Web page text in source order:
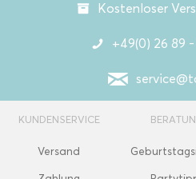
Kostenloser
+49(0) 26 89
KUNDENSERVICE
Versand